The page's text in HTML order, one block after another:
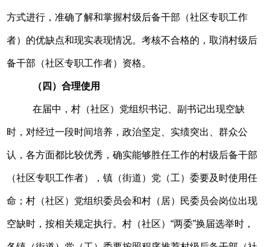
方式进行，准确了解和掌握村级后备干部（社区专职工作
者）的优缺点和现实表现情况。考核不合格的，取消村级后
备干部（社区专职工作者）资格。
（四）合理使用
在届中，村（社区）党组织书记、副书记出现空缺
时，对经过一段时间培养，政治坚定、实绩突出、群众公
认，各方面都比较优秀，确实能够胜任工作的村级后备干部
（社区专职工作者），镇（街道）党（工）委要及时使用任
命；村（社区）党组织委员会和村（居）民委员会岗位出现
空缺时，按相关规定执行。村（社区）“两委”换届选举时，